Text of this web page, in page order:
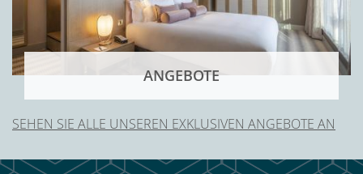
ANGEBOTE
SEHEN SIE ALLE UNSEREN EXKLUSIVEN ANGEBOTE AN